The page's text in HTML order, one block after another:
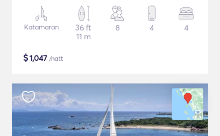
Katamaran
36 ft
11 m
8 4 4
$1,047 /natt